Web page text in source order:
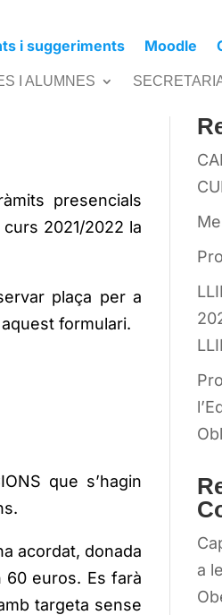
I ALUMNES
i suggeriments Moodle
presencials
2021/2022 la
plaça per a
formulari.
que s’hagin
acordat, donada
60 euros. Es farà
targeta sense
a